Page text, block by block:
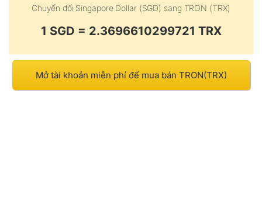
Chuyển đổi Singapore Dollar (SGD) sang TRON (TRX)
1 SGD = 2.3696610299721 TRX
Mở tài khoản miễn phí để mua bán TRON(TRX)